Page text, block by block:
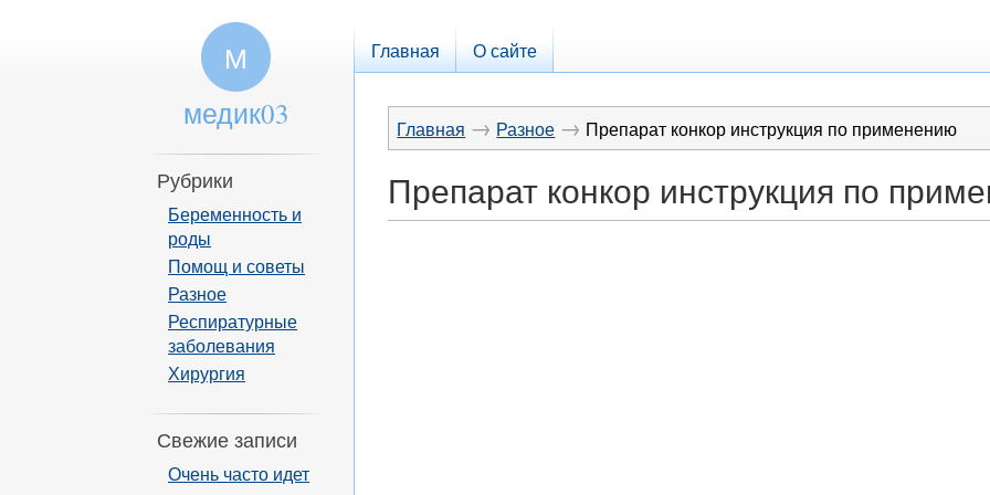
Главная О сайте
Главная → Разное → Препарат конкор инструкция по применению
Препарат конкор инструкция по
М
медик03
Рубрики
Беременность и
роды
Помощ и советы
Разное
Респиратурные
заболевания
Хирургия
Свежие записи
Очень часто идет